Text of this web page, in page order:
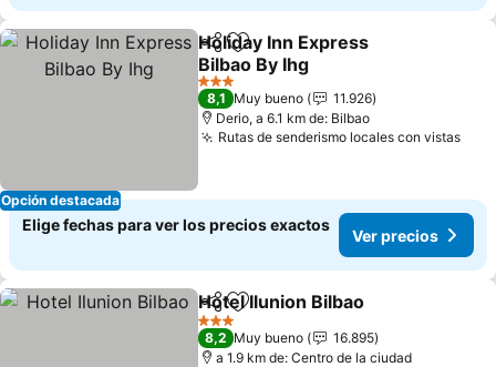
Opción destacada
CompartirAgregar a favoritos
Holiday Inn Express
Bilbao By Ihg
Ver precios
3 Estrellas
8,1 Muy bueno
11.926
Derio, a 6.1 km de: Bilbao
Rutas de senderismo locales con vistasVer
Elige fechas para ver los precios exactos
Ver precios
CompartirAgregar a favoritos
Hotel Ilunion Bilbao
3 Estrellas
8,2 Muy bueno
16.895
a 1.9 km de: Centro de la ciudad